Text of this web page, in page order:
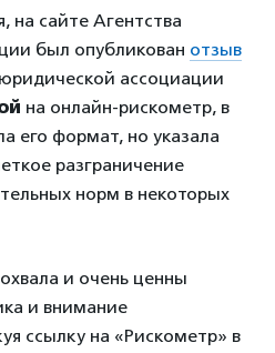
на сайте Агентства
был опубликован отзыв
ассоциации
на онлайн-рискометр, в
его формат, но указала
разграничение
норм в некоторых
и очень ценны
и внимание
ссылку на «Рискометр» в